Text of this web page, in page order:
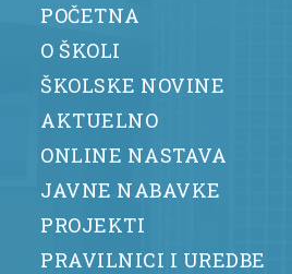
POČETNA
O ŠKOLI
ŠKOLSKE NOVINE
AKTUELNO
ONLINE NASTAVA
JAVNE NABAVKE
PROJEKTI
PRAVILNICI I UREDBE